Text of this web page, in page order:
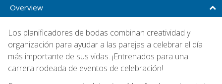
Overview
Los planificadores de bodas combinan creatividad y
organización para ayudar a las parejas a celebrar el día
más importante de sus vidas. ¡Entrenados para una
carrera rodeada de eventos de celebración!